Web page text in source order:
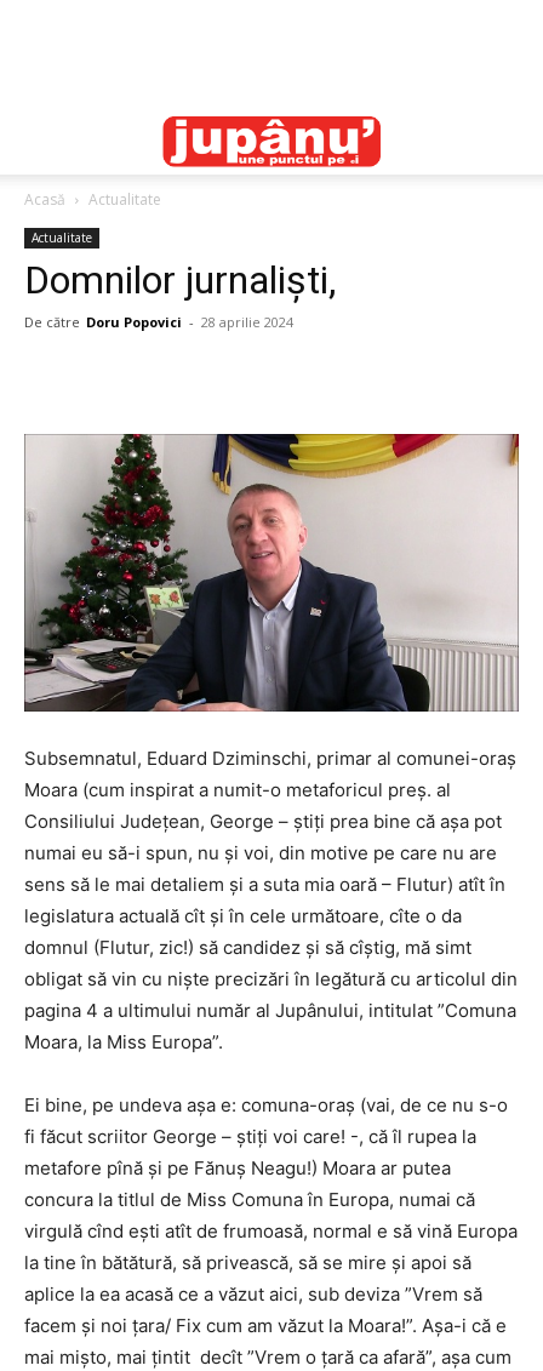
Acasă Actualitate
Actualitate
Domnilor jurnaliști,
De către Doru Popovici - 28 aprilie 2024
Subsemnatul, Eduard Dziminschi, primar al comunei-oraș
Moara (cum inspirat a numit-o metaforicul preș. al
Consiliului Județean, George – știți prea bine că așa pot
numai eu să-i spun, nu și voi, din motive pe care nu are
sens să le mai detaliem și a suta mia oară – Flutur) atît în
legislatura actuală cît și în cele următoare, cîte o da
domnul (Flutur, zic!) să candidez și să cîștig, mă simt
obligat să vin cu niște precizări în legătură cu articolul din
pagina 4 a ultimului număr al Jupânului, intitulat ”Comuna
Moara, la Miss Europa”.
Ei bine, pe undeva așa e: comuna-oraș (vai, de ce nu s-o
fi făcut scriitor George – știți voi care! -, că îl rupea la
metafore pînă și pe Fănuș Neagu!) Moara ar putea
concura la titlul de Miss Comuna în Europa, numai că
virgulă cînd ești atît de frumoasă, normal e să vină Europa
la tine în bătătură, să privească, să se mire și apoi să
aplice la ea acasă ce a văzut aici, sub deviza ”Vrem să
facem și noi țara/ Fix cum am văzut la Moara!”. Așa-i că e
mai mișto, mai țintit decît ”Vrem o țară ca afară”, așa cum